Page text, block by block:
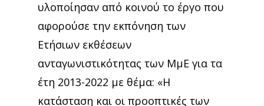
υλοποίησαν από κοινού το έργο που
αφορούσε την εκπόνηση των
Ετήσιων εκθέσεων
ανταγωνιστικότητας των ΜμΕ για τα
έτη 2013-2022 με θέμα: «Η
κατάσταση και οι προοπτικές των